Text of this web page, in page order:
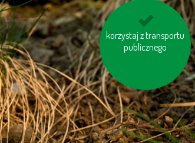
korzystaj z transportu
publicznego
pomyśl o „ukrytej
wodzie“ w produktac